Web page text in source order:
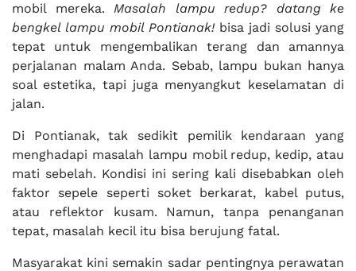
mobil mereka. Masalah lampu redup? datang ke
bengkel lampu mobil Pontianak!bisa jadi solusi yang
tepat untuk mengembalikan terang dan amannya
perjalanan malam Anda. Sebab, lampu bukan hanya
soal estetika, tapi juga menyangkut keselamatan di
jalan.
Di Pontianak, tak sedikit pemilik kendaraan yang
menghadapi masalah lampu mobil redup, kedip, atau
mati sebelah. Kondisi ini sering kali disebabkan oleh
faktor sepele seperti soket berkarat, kabel putus,
atau reflektor kusam. Namun, tanpa penanganan
tepat, masalah kecil itu bisa berujung fatal.
Masyarakat kini semakin sadar pentingnya perawatan